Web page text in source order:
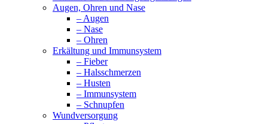
Augen, Ohren und Nase
– Augen
– Nase
– Ohren
Erkältung und Immunsystem
– Fieber
– Halsschmerzen
– Husten
– Immunsystem
– Schnupfen
Wundversorgung